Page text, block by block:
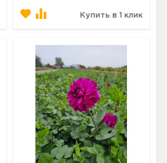
Купить в 1 клик